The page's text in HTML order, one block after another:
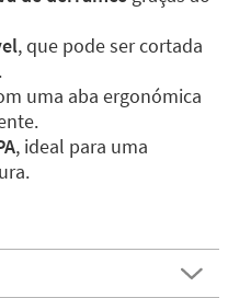
, que pode ser cortada
uma aba ergonómica
, ideal para uma